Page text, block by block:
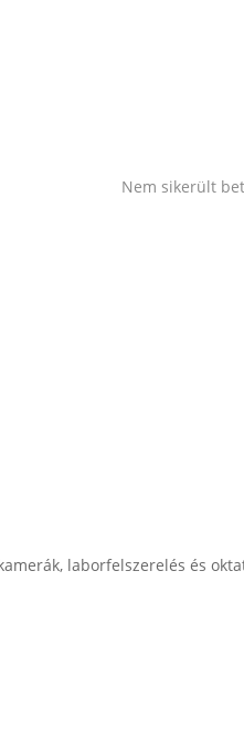
Nem sikerült
laborfelszerelés és